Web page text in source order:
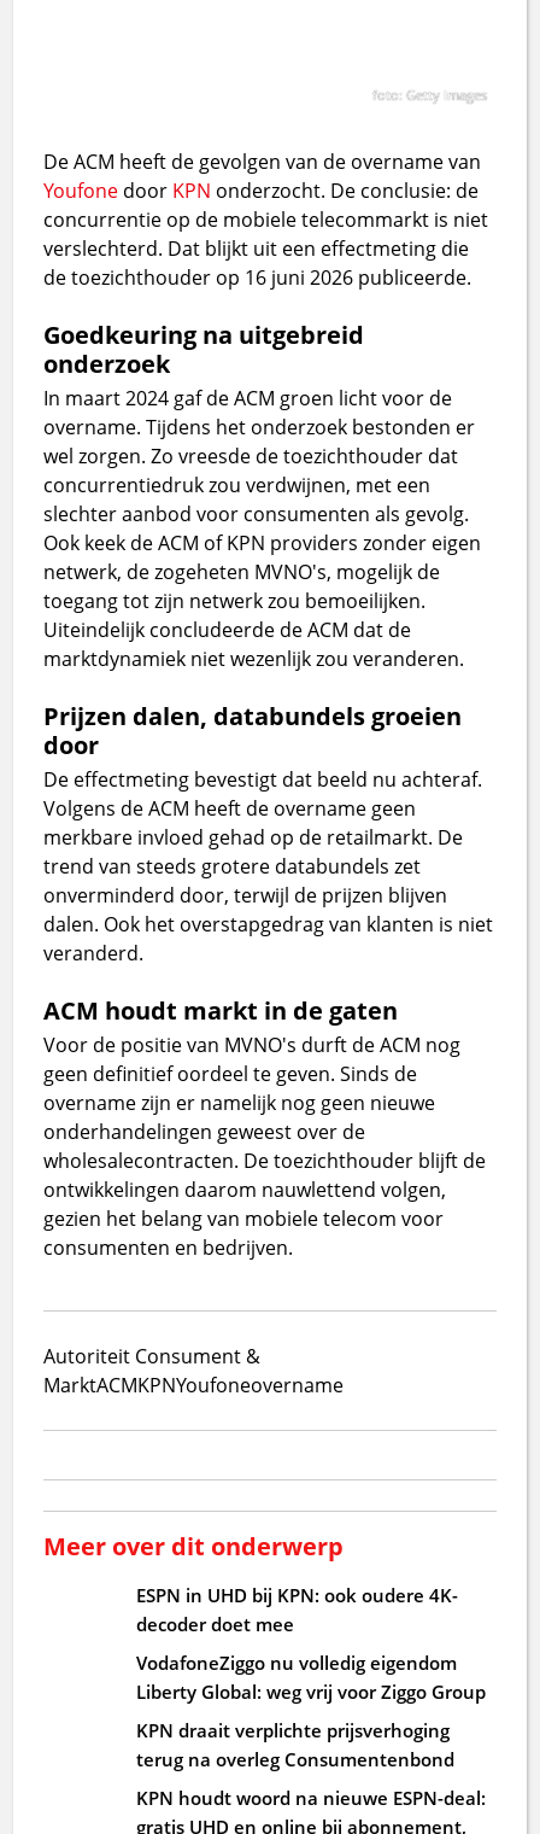
foto: Getty Images
De ACM heeft de gevolgen van de overname van
Youfone door KPN onderzocht. De conclusie: de
concurrentie op de mobiele telecommarkt is niet
verslechterd. Dat blijkt uit een effectmeting die
de toezichthouder op 16 juni 2026 publiceerde.
Goedkeuring na uitgebreid
onderzoek
In maart 2024 gaf de ACM groen licht voor de
overname. Tijdens het onderzoek bestonden er
wel zorgen. Zo vreesde de toezichthouder dat
concurrentiedruk zou verdwijnen, met een
slechter aanbod voor consumenten als gevolg.
Ook keek de ACM of KPN providers zonder eigen
netwerk, de zogeheten MVNO's, mogelijk de
toegang tot zijn netwerk zou bemoeilijken.
Uiteindelijk concludeerde de ACM dat de
marktdynamiek niet wezenlijk zou veranderen.
Prijzen dalen, databundels groeien
door
De effectmeting bevestigt dat beeld nu achteraf.
Volgens de ACM heeft de overname geen
merkbare invloed gehad op de retailmarkt. De
trend van steeds grotere databundels zet
onverminderd door, terwijl de prijzen blijven
dalen. Ook het overstapgedrag van klanten is niet
veranderd.
ACM houdt markt in de gaten
Voor de positie van MVNO's durft de ACM nog
geen definitief oordeel te geven. Sinds de
overname zijn er namelijk nog geen nieuwe
onderhandelingen geweest over de
wholesalecontracten. De toezichthouder blijft de
ontwikkelingen daarom nauwlettend volgen,
gezien het belang van mobiele telecom voor
consumenten en bedrijven.
Autoriteit Consument &
MarktACMKPNYoufoneovername
Meer over dit onderwerp
ESPN in UHD bij KPN: ook oudere 4K-
decoder doet mee
VodafoneZiggo nu volledig eigendom
Liberty Global: weg vrij voor Ziggo Group
KPN draait verplichte prijsverhoging
terug na overleg Consumentenbond
KPN houdt woord na nieuwe ESPN-deal:
gratis UHD en online bij abonnement,